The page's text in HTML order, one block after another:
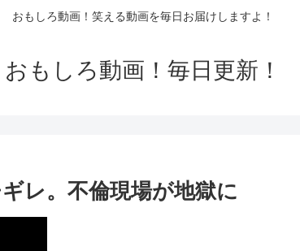
おもしろ動画！笑える動画を毎日お届けしますよ！
おもしろ動画！毎日更新！
レ。不倫現場が地獄に